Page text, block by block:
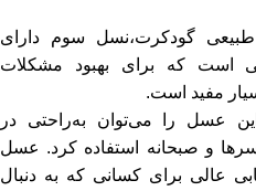
گودکرت،نسل سوم دارای
است که برای بهبود مشکلات
مفید است.
عسل را می‌توان به‌راحتی در
و صبحانه استفاده کرد. عسل
عالی برای کسانی که به دنبال